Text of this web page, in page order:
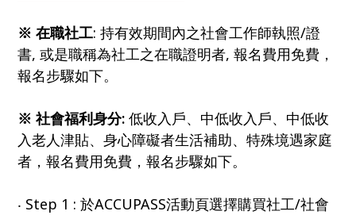
※ 在職社工: 持有效期間內之社會工作師執照/證
書, 或是職稱為社工之在職證明者, 報名費用免費，
報名步驟如下。
※ 社會福利身分: 低收入戶、中低收入戶、中低收
入老人津貼、身心障礙者生活補助、特殊境遇家庭
者，報名費用免費，報名步驟如下。
‧ Step 1 : 於ACCUPASS活動頁選擇購買社工/社會